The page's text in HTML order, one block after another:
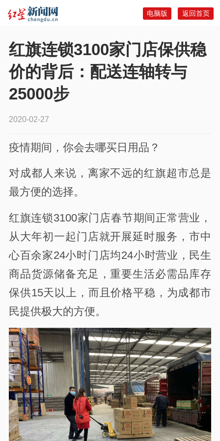
返回首页
电脑版
红旗连锁3100家门店保供稳
价的背后：配送连轴转与
25000步
2020-02-27
疫情期间，你会去哪买日用品？
对成都人来说，离家不远的红旗超市总是
最方便的选择。
红旗连锁3100家门店春节期间正常营业，
从大年初一起门店就开展延时服务，市中
心百余家24小时门店均24小时营业，民生
商品货源储备充足，重要生活必需品库存
保供15天以上，而且价格平稳，为成都市
民提供极大的方便。